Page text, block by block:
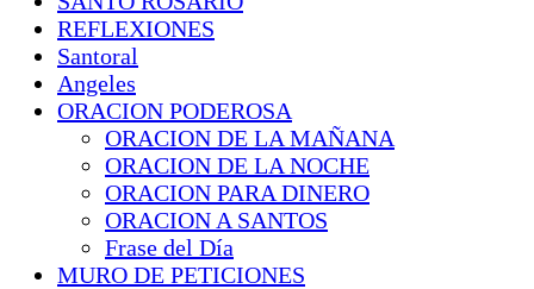
REFLEXIONES
Santoral
Angeles
ORACION PODEROSA
ORACION DE LA MAÑANA
ORACION DE LA NOCHE
ORACION PARA DINERO
ORACION A SANTOS
Frase del Día
MURO DE PETICIONES